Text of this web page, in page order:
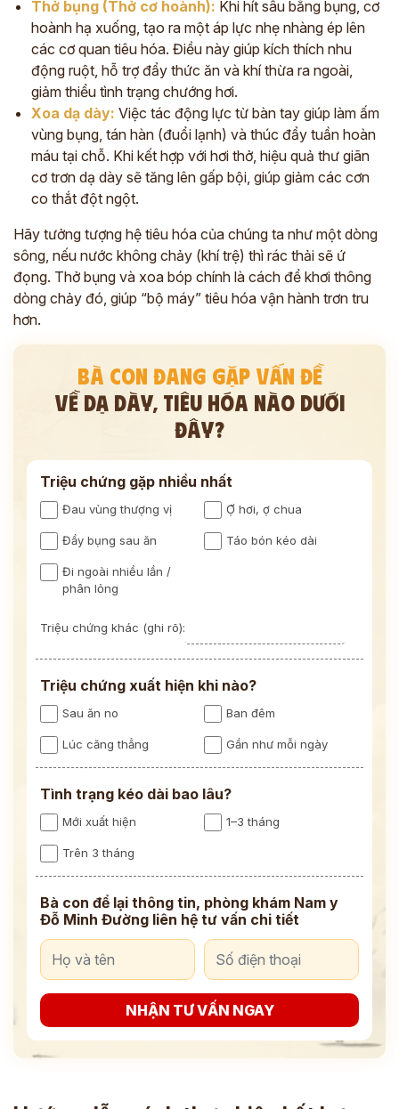
Thở bụng (Thở cơ hoành): Khi hít sâu bằng bụng, cơ
hoành hạ xuống, tạo ra một áp lực nhẹ nhàng ép lên
các cơ quan tiêu hóa. Điều này giúp kích thích nhu
động ruột, hỗ trợ đẩy thức ăn và khí thừa ra ngoài,
giảm thiểu tình trạng chướng hơi.
Xoa dạ dày: Việc tác động lực từ bàn tay giúp làm ấm
vùng bụng, tán hàn (đuổi lạnh) và thúc đẩy tuần hoàn
máu tại chỗ. Khi kết hợp với hơi thở, hiệu quả thư giãn
cơ trơn dạ dày sẽ tăng lên gấp bội, giúp giảm các cơn
co thắt đột ngột.
Hãy tưởng tượng hệ tiêu hóa của chúng ta như một dòng
sông, nếu nước không chảy (khí trệ) thì rác thải sẽ ứ
đọng. Thở bụng và xoa bóp chính là cách để khơi thông
dòng chảy đó, giúp “bộ máy” tiêu hóa vận hành trơn tru
hơn.
BÀ CON ĐANG GẶP VẤN ĐỀ
VỀ DẠ DÀY, TIÊU HÓA NÀO DƯỚI
ĐÂY?
Triệu chứng gặp nhiều nhất
Đau vùng thượng vị Ợ hơi, ợ chua
Đầy bụng sau ăn Táo bón kéo dài
Đi ngoài nhiều lần /
phân lỏng
Triệu chứng khác (ghi rõ):
Triệu chứng xuất hiện khi nào?
Sau ăn no Ban đêm
Lúc căng thẳng Gần như mỗi ngày
Tình trạng kéo dài bao lâu?
Mới xuất hiện 1–3 tháng
Trên 3 tháng
Bà con để lại thông tin, phòng khám Nam y
Đỗ Minh Đường liên hệ tư vấn chi tiết
NHẬN TƯ VẤN NGAY